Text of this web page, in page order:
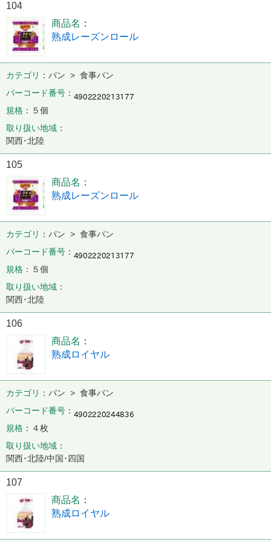
104
商品名
熟成レーズンロール
カテゴリ
パン > 食事パン
バーコード番号
規格
５個
取り扱い地域
関西･北陸
105
商品名
熟成レーズンロール
カテゴリ
パン > 食事パン
バーコード番号
規格
５個
取り扱い地域
関西･北陸
106
商品名
熟成ロイヤル
カテゴリ
パン > 食事パン
バーコード番号
規格
４枚
取り扱い地域
関西･北陸/中国･四国
107
商品名
熟成ロイヤル